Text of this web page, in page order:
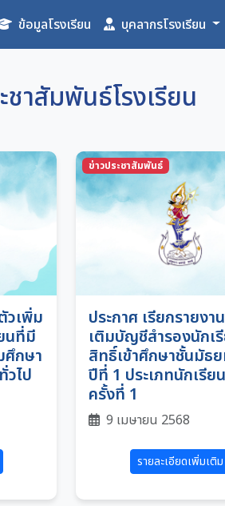
ข้อมูลโรงเรียน บุคลากรโรงเรียน
ชาสัมพันธ์โรงเรียน
วเพิ่ม
นที่มี
ศึกษา
วไป
ข่าวประชาสัมพันธ์
ประกาศ เรียกรายงา
เติมบัญชีสำรองนักเ
สิทธิ์เข้าศึกษาชั้นมัธ
ปีที่ 1 ประเภทนักเรีย
ครั้งที่ 1
9 เมษายน 2568
รายละเอียดเพิ่มเติม